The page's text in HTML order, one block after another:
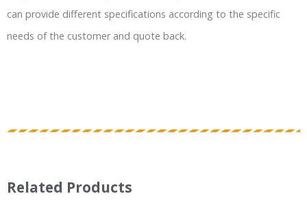
can provide different specifications according to the specific
needs of the customer and quote back.
Related Products